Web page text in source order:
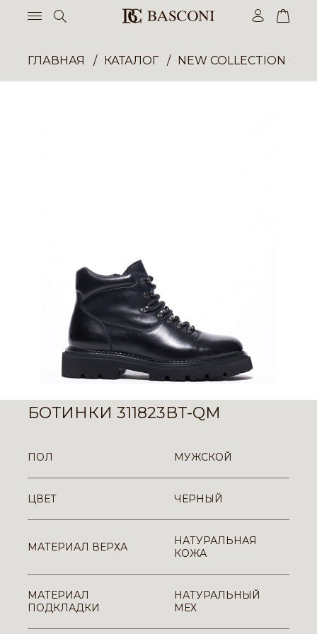
ГЛАВНАЯ КАТАЛОГ NEW COLLECTION
БОТИНКИ 311823BT-QM
ПОЛ МУЖСКОЙ
ЦВЕТ ЧЕРНЫЙ
МАТЕРИАЛ ВЕРХА
НАТУРАЛЬНАЯ
КОЖА
МАТЕРИАЛ
ПОДКЛАДКИ
НАТУРАЛЬНЫЙ
МЕХ